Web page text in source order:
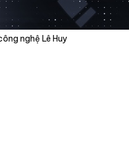
nghệ Lê Huy